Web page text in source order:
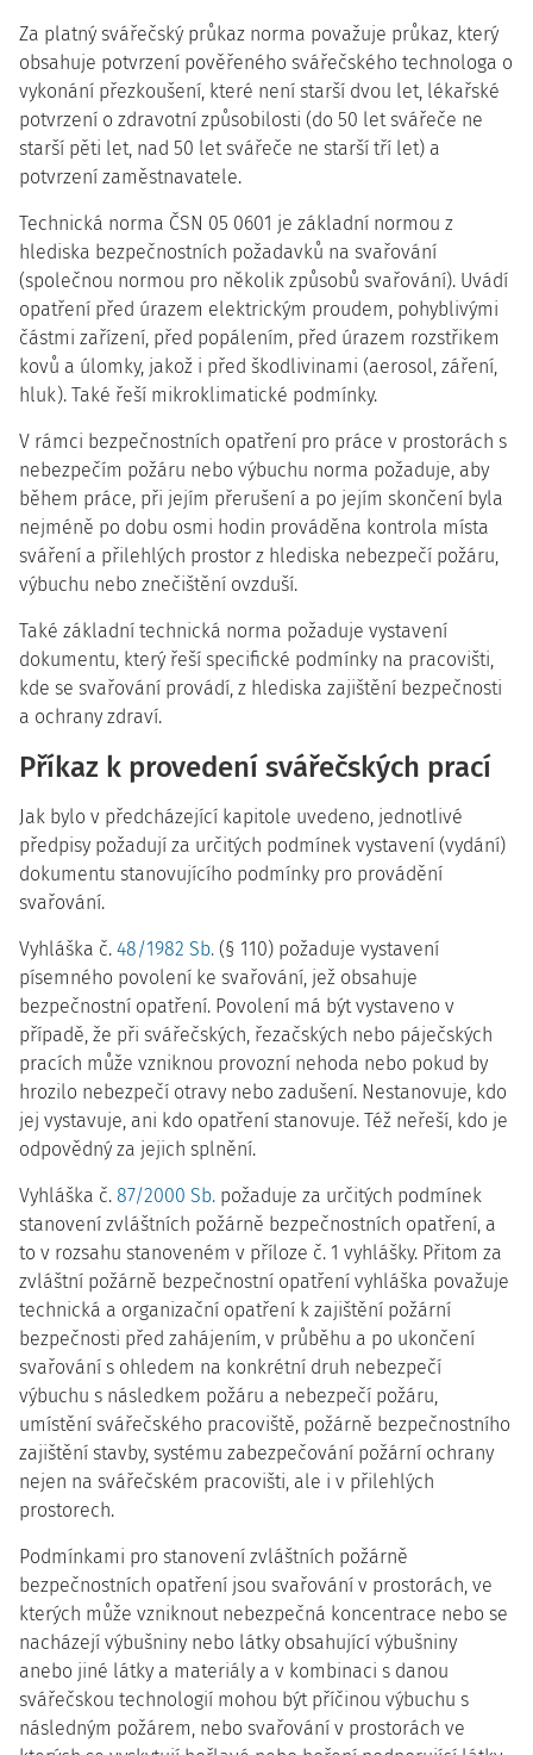
Za platný svářečský průkaz norma považuje průkaz, který
obsahuje potvrzení pověřeného svářečského technologa o
vykonání přezkoušení, které není starší dvou let, lékařské
potvrzení o zdravotní způsobilosti (do 50 let svářeče ne
starší pěti let, nad 50 let svářeče ne starší tří let) a
potvrzení zaměstnavatele.
Technická norma ČSN 05 0601 je základní normou z
hlediska bezpečnostních požadavků na svařování
(společnou normou pro několik způsobů svařování). Uvádí
opatření před úrazem elektrickým proudem, pohyblivými
částmi zařízení, před popálením, před úrazem rozstřikem
kovů a úlomky, jakož i před škodlivinami (aerosol, záření,
hluk). Také řeší mikroklimatické podmínky.
V rámci bezpečnostních opatření pro práce v prostorách s
nebezpečím požáru nebo výbuchu norma požaduje, aby
během práce, při jejím přerušení a po jejím skončení byla
nejméně po dobu osmi hodin prováděna kontrola místa
sváření a přilehlých prostor z hlediska nebezpečí požáru,
výbuchu nebo znečištění ovzduší.
Také základní technická norma požaduje vystavení
dokumentu, který řeší specifické podmínky na pracovišti,
kde se svařování provádí, z hlediska zajištění bezpečnosti
a ochrany zdraví.
Příkaz k provedení svářečských prací
Jak bylo v předcházející kapitole uvedeno, jednotlivé
předpisy požadují za určitých podmínek vystavení (vydání)
dokumentu stanovujícího podmínky pro provádění
svařování.
Vyhláška č. 48/1982 Sb. (§ 110) požaduje vystavení
písemného povolení ke svařování, jež obsahuje
bezpečnostní opatření. Povolení má být vystaveno v
případě, že při svářečských, řezačských nebo páječských
pracích může vzniknou provozní nehoda nebo pokud by
hrozilo nebezpečí otravy nebo zadušení. Nestanovuje, kdo
jej vystavuje, ani kdo opatření stanovuje. Též neřeší, kdo je
odpovědný za jejich splnění.
Vyhláška č. 87/2000 Sb. požaduje za určitých podmínek
stanovení zvláštních požárně bezpečnostních opatření, a
to v rozsahu stanoveném v příloze č. 1 vyhlášky. Přitom za
zvláštní požárně bezpečnostní opatření vyhláška považuje
technická a organizační opatření k zajištění požární
bezpečnosti před zahájením, v průběhu a po ukončení
svařování s ohledem na konkrétní druh nebezpečí
výbuchu s následkem požáru a nebezpečí požáru,
umístění svářečského pracoviště, požárně bezpečnostního
zajištění stavby, systému zabezpečování požární ochrany
nejen na svářečském pracovišti, ale i v přilehlých
prostorech.
Podmínkami pro stanovení zvláštních požárně
bezpečnostních opatření jsou svařování v prostorách, ve
kterých může vzniknout nebezpečná koncentrace nebo se
nacházejí výbušniny nebo látky obsahující výbušniny
anebo jiné látky a materiály a v kombinaci s danou
svářečskou technologií mohou být příčinou výbuchu s
následným požárem, nebo svařování v prostorách ve